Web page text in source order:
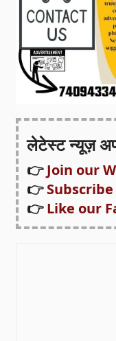
लेटेस्ट न्यूज़
👉Join our
👉
👉Like our